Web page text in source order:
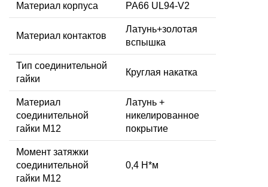
Материал корпуса PA66 UL94-V2
Материал контактов
Латунь+золотая
вспышка
Тип соединительной
гайки
Круглая накатка
Материал
соединительной
гайки M12
Латунь +
никелированное
покрытие
Момент затяжки
соединительной
гайки M12
0,4 Н*м